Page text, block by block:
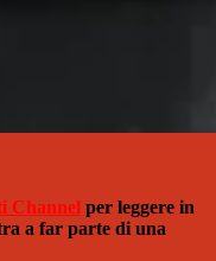
Channel per leggere in
a far parte di una